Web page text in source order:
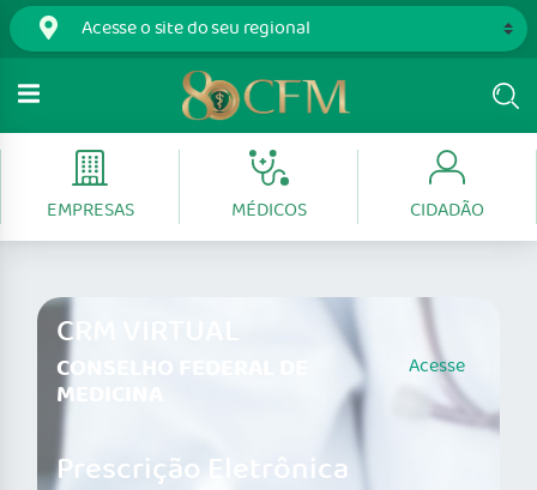
EMPRESAS MÉDICOS CIDADÃO
CRM VIRTUAL
CONSELHO FEDERAL DE
MEDICINA
Acesse
Prescrição Eletrônica